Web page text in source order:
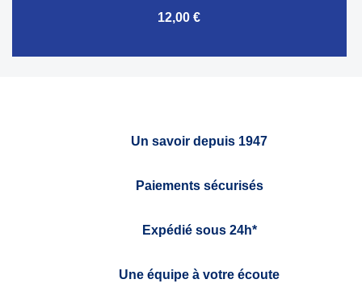
12,00 €
Un savoir depuis 1947
Paiements sécurisés
Expédié sous 24h*
Une équipe à votre écoute